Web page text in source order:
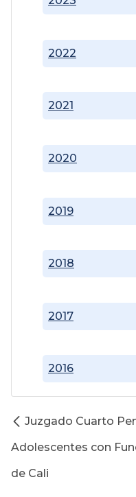
2016
2017
2018
2019
2020
2021
2022
Juzgado Cuarto
Adolescentes con
de Cali